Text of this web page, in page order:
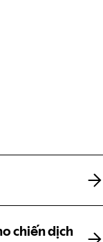
chiến dịch
chiến dịch